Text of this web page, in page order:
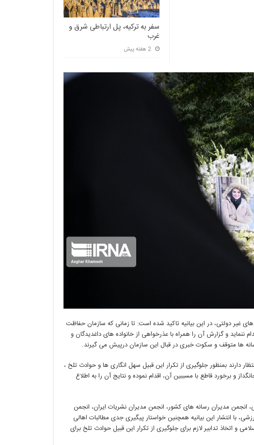
سفر به ترکیه، پل ارتباطی شرق و
غرب
2 هفته پیش
غیر دولتی، در این بیانیه تاکید شده است: تا زمانی که سازمان حفاظت
و گزارش آن را همراه با عذرخواهی از خانواده های داغدیدگان و
ها متوقف و سکوت خبری در قبال این سازمان درپیش می گیرند.
دارند بمنظور جلوگیری از تکرار این قبیل سهل انگاری ها و حوادث تلخ ،
و برخورد قاطع با مسببین آن، اقدام نموده و نتایج آن را به اطلاع
انجمن مدیران رسانه های کشور، انجمن مدیران نشریات ایران، انجمن
با انتشار این بیانیه همچنین خواستار پیگیری جدی مطالبات اهالی
و اتخاذ تدابیر لازم برای جلوگیری از تکرار این قبیل حوادث تلخ برای